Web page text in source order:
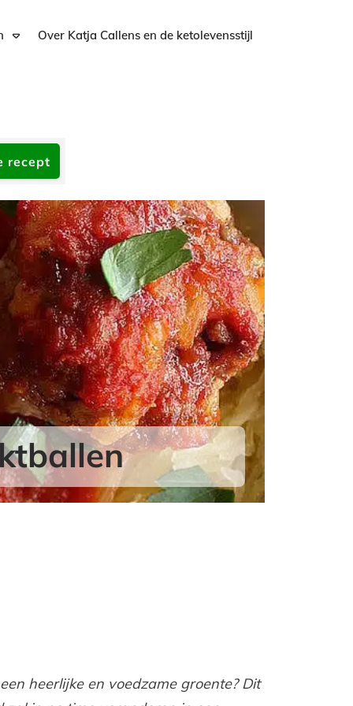
Over Katja Callens en de ketolevensstijl
recept
heerlijke en voedzame groente? Dit